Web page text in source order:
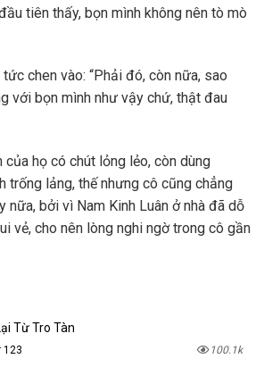
tiên thấy, bọn mình không nên tò mò
chen vào: “Phải đó, còn nữa, sao
với bọn mình như vậy chứ, thật đau
họ có chút lỏng lẻo, còn dùng
trống lảng, thế nhưng cô cũng chẳng
nữa, bởi vì Nam Kinh Luân ở nhà đã dỗ
vẻ, cho nên lòng nghi ngờ trong cô gần
Từ Tro Tàn
123 100.1k